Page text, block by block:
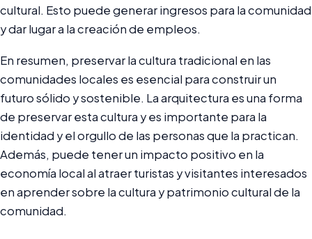
cultural. Esto puede generar ingresos para la comunidad
y dar lugar a la creación de empleos.
En resumen, preservar la cultura tradicional en las
comunidades locales es esencial para construir un
futuro sólido y sostenible. La arquitectura es una forma
de preservar esta cultura y es importante para la
identidad y el orgullo de las personas que la practican.
Además, puede tener un impacto positivo en la
economía local al atraer turistas y visitantes interesados
en aprender sobre la cultura y patrimonio cultural de la
comunidad.